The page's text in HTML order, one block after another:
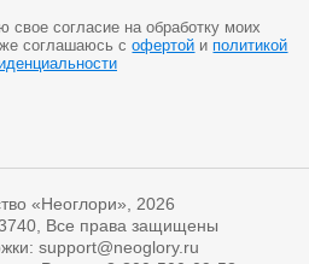
свое согласие на обработку моих
соглашаюсь софертой иполитикой
«Неоглори», 2026
Все права защищены
support@neoglory.ru